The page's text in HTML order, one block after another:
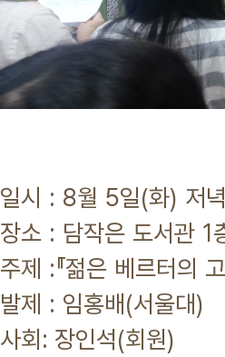
일시 : 8월 5일(화) 저
장소 : 담작은 도서관
주제 :『젊은 베르터의
발제 : 임홍배(서울대)
사회: 장인석(회원)